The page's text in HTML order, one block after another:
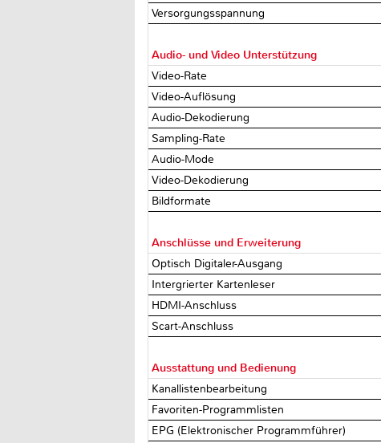
Versorgungsspannung
Audio- und Video Unterstützung
Video-Rate
Video-Auflösung
Audio-Dekodierung
Sampling-Rate
Audio-Mode
Video-Dekodierung
Bildformate
Anschlüsse und Erweiterung
Optisch Digitaler-Ausgang
Intergrierter Kartenleser
HDMI-Anschluss
Scart-Anschluss
Ausstattung und Bedienung
Kanallistenbearbeitung
Favoriten-Programmlisten
EPG (Elektronischer Programmführer)